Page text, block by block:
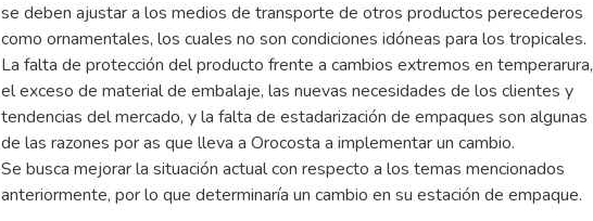
se deben ajustar a los medios de transporte de otros productos perecederos
como ornamentales, los cuales no son condiciones idóneas para los tropicales.
La falta de protección del producto frente a cambios extremos en temperarura,
el exceso de material de embalaje, las nuevas necesidades de los clientes y
tendencias del mercado, y la falta de estadarización de empaques son algunas
de las razones por as que lleva a Orocosta a implementar un cambio.
Se busca mejorar la situación actual con respecto a los temas mencionados
anteriormente, por lo que determinaría un cambio en su estación de empaque.